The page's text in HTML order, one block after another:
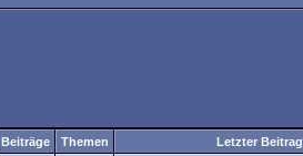
Beiträge Themen Letzter Beitrag